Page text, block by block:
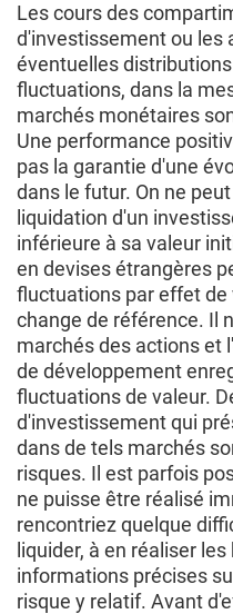
Les cours des
d'investissement ou les
éventuelles
fluctuations, dans la
marchés monétaires
Une performance
pas la garantie d'une
dans le futur. On ne
liquidation d'un
inférieure à sa valeur
en devises étrangères
fluctuations par effet de
change de référence. Il
marchés des actions et
de développement
fluctuations de valeur.
d'investissement qui
dans de tels marchés
risques. Il est parfois
ne puisse être réalisé
rencontriez quelque
liquider, à en réaliser
informations précises
risque y relatif. Avant